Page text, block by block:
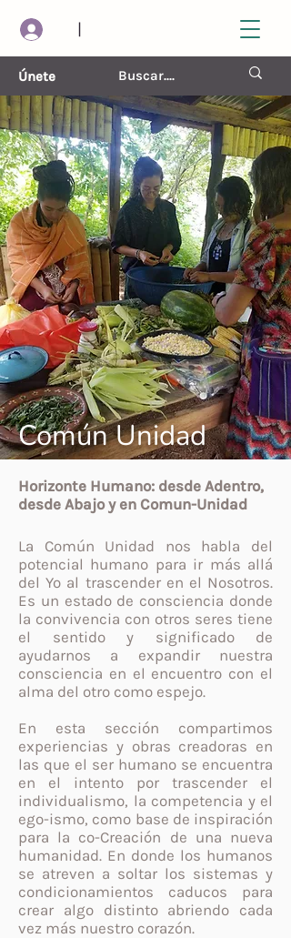
|
Únete
Común Unidad
Horizonte Humano: desde Adentro,
desde Abajo y en Comun-Unidad
La Común Unidad nos habla del
potencial humano para ir más allá
del Yo al trascender en el Nosotros.
Es un estado de consciencia donde
la convivencia con otros seres tiene
el sentido y significado de
ayudarnos a expandir nuestra
consciencia en el encuentro con el
alma del otro como espejo.
En esta sección compartimos
experiencias y obras creadoras en
las que el ser humano se encuentra
en el intento por trascender el
individualismo, la competencia y el
ego-ismo, como base de inspiración
para la co-Creación de una nueva
humanidad. En donde los humanos
se atreven a soltar los sistemas y
condicionamientos caducos para
crear algo distinto abriendo cada
vez más nuestro corazón.